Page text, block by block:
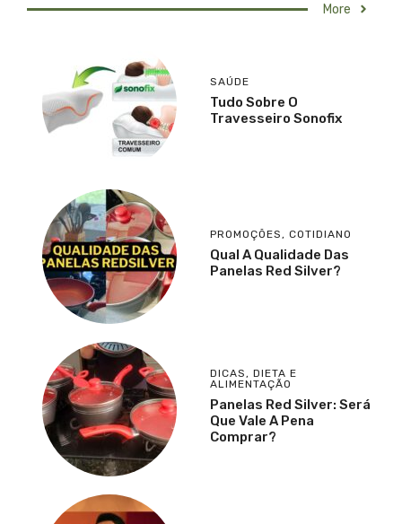
More
SAÚDE
Tudo Sobre O
Travesseiro Sonofix
PROMOÇÕES, COTIDIANO
Qual A Qualidade Das
Panelas Red Silver?
DICAS, DIETA E
ALIMENTAÇÃO
Panelas Red Silver: Será
Que Vale A Pena
Comprar?